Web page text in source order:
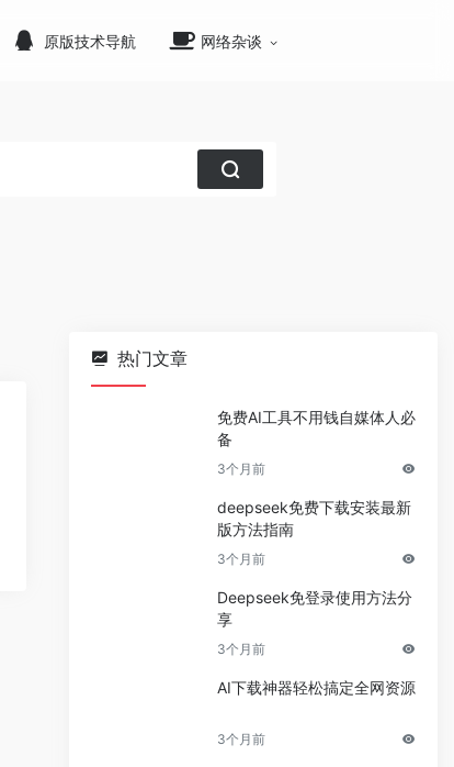
原版技术导航 网络杂谈
热门文章
免费AI工具不用钱自媒体人必
备
3个月前
deepseek免费下载安装最新
版方法指南
3个月前
Deepseek免登录使用方法分
享
3个月前
AI下载神器轻松搞定全网资源
3个月前